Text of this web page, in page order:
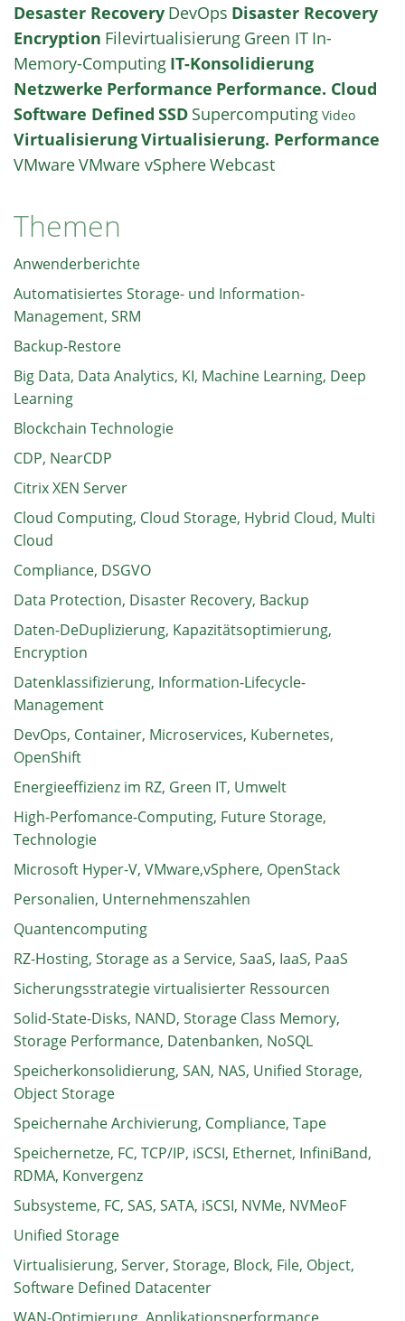
Desaster Recovery DevOps Disaster Recovery
Encryption Filevirtualisierung Green IT In-
Memory-Computing IT-Konsolidierung
Netzwerke Performance Performance. Cloud
Software Defined SSD Supercomputing Video
VirtualisierungVirtualisierung. Performance
VMwareVMware vSphereWebcast
Themen
Anwenderberichte
Automatisiertes Storage- und Information-
Management, SRM
Backup-Restore
Big Data, Data Analytics, KI, Machine Learning, Deep
Learning
Blockchain Technologie
CDP, NearCDP
Citrix XEN Server
Cloud Computing, Cloud Storage, Hybrid Cloud, Multi
Cloud
Compliance, DSGVO
Data Protection, Disaster Recovery, Backup
Daten-DeDuplizierung, Kapazitätsoptimierung,
Encryption
Datenklassifizierung, Information-Lifecycle-
Management
DevOps, Container, Microservices, Kubernetes,
OpenShift
Energieeffizienz im RZ, Green IT, Umwelt
High-Perfomance-Computing, Future Storage,
Technologie
Microsoft Hyper-V, VMware,vSphere, OpenStack
Personalien, Unternehmenszahlen
Quantencomputing
RZ-Hosting, Storage as a Service, SaaS, IaaS, PaaS
Sicherungsstrategie virtualisierter Ressourcen
Solid-State-Disks, NAND, Storage Class Memory,
Storage Performance, Datenbanken, NoSQL
Speicherkonsolidierung, SAN, NAS, Unified Storage,
Object Storage
Speichernahe Archivierung, Compliance, Tape
Speichernetze, FC, TCP/IP, iSCSI, Ethernet, InfiniBand,
RDMA, Konvergenz
Subsysteme, FC, SAS, SATA, iSCSI, NVMe, NVMeoF
Unified Storage
Virtualisierung, Server, Storage, Block, File, Object,
Software Defined Datacenter